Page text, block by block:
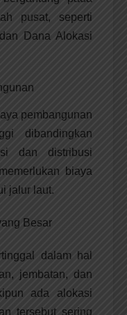
pusat, seperti
Dana Alokasi
pembangunan
dibandingkan
dan distribusi
biaya
jalur laut.
Besar
dalam hal
jembatan, dan
ada alokasi
tersebut sering